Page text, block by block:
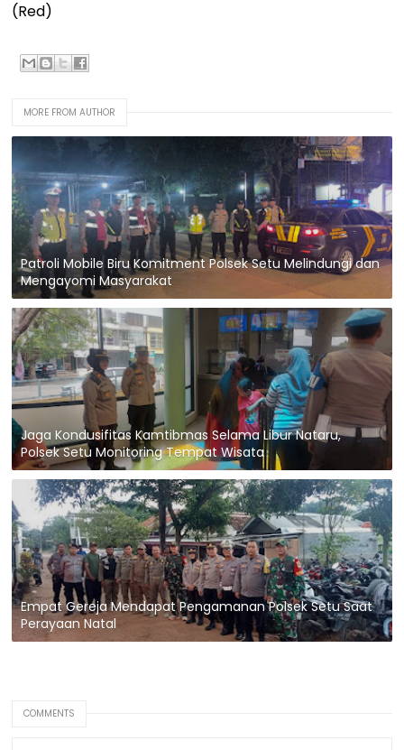
(Red)
MORE FROM AUTHOR
Patroli Mobile Biru Komitment Polsek Setu Melindungi dan
Mengayomi Masyarakat
Jaga Kondusifitas Kamtibmas Selama Libur Nataru,
Polsek Setu Monitoring Tempat Wisata
Empat Gereja Mendapat Pengamanan Polsek Setu Saat
Perayaan Natal
COMMENTS